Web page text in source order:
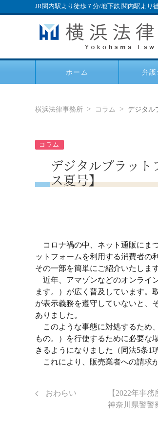
JR関内駅より徒歩７分/地下鉄 関内駅より
ホーム 弁
横浜法律事務所 コラム デジタル
コラム
デジタルプラッ
ス夏号】
コロナ禍の中、ネット通販にま
ットフォームを利用する消費者の
その一部を簡単にご紹介いたします
近年、アマゾンなどのオンライ
ます。）が広く普及しています。
が表示義務を遵守していないと、
ありました。
このような事態に対処するため
もの。）を行使するために必要な
きるようになりました（同法5条1
これにより、販売業者への請求
おわらい 【2022年事務所
神奈川県警